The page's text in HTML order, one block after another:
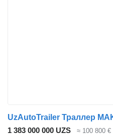
1 383 000 000 UZS ≈ 100 800 €